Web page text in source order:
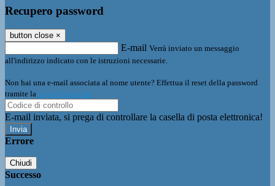
Recupero password
button close ×
E-mail Verrà inviato un messaggio
all'indirizzo indicato con le istruzioni necessarie.
Non hai una e-mail associata al nome utente? Effettua il reset della password
tramite la Login Spaggiari
E-mail inviata, si prega di controllare la casella di posta elettronica!
Errore
Chiudi
Successo